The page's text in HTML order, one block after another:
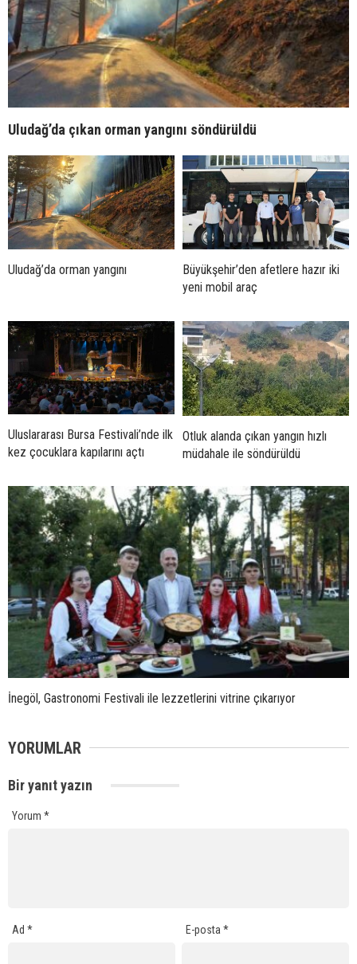
Uludağ’da çıkan orman yangını söndürüldü
Uludağ’da orman yangını
Büyükşehir’den afetlere hazır iki
yeni mobil araç
Uluslararası Bursa Festivali’nde ilk
kez çocuklara kapılarını açtı
Otluk alanda çıkan yangın hızlı
müdahale ile söndürüldü
İnegöl, Gastronomi Festivali ile lezzetlerini vitrine çıkarıyor
YORUMLAR
Bir yanıt yazın
Yorum *
Ad * E-posta*